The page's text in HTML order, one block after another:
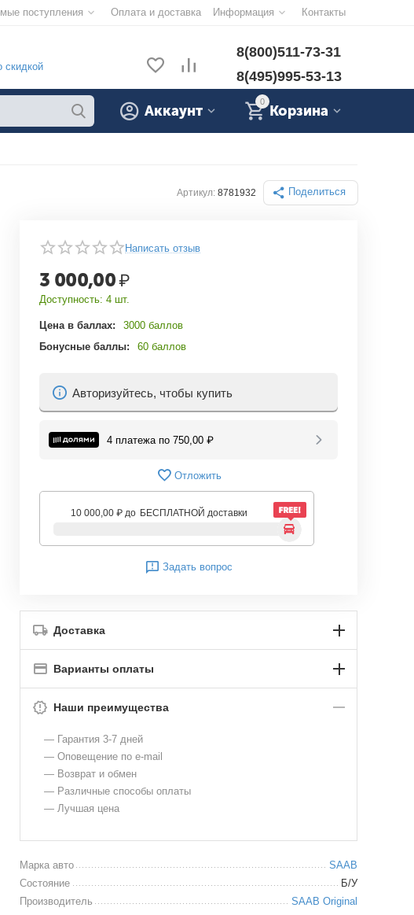
поступления Оплата и доставка Информация Контакты
скидкой
8(800)511-73-31
8(495)995-53-13
0
Корзина
Аккаунт
Артикул: 8781932 Поделиться
Написать отзыв
3 000,00₽
Доступность: 4 шт.
Цена в баллах:
3000 баллов
Бонусные баллы:
60 баллов
Авторизуйтесь, чтобы купить
4 платежа по 750,00 ₽
Отложить
10 000,00 ₽ до БЕСПЛАТНОЙ доставки
Задать вопрос
Доставка
Варианты оплаты
Наши преимущества
— Гарантия 3-7 дней
— Оповещение по e-mail
— Возврат и обмен
— Различные способы оплаты
— Лучшая цена
Марка авто
SAAB
Состояние
Б/У
Производитель
SAAB Original